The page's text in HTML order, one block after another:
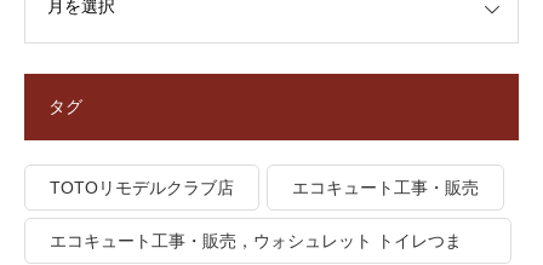
タグ
TOTOリモデルクラブ店 エコキュート工事・販売
エコキュート工事・販売，ウォシュレット トイレつま